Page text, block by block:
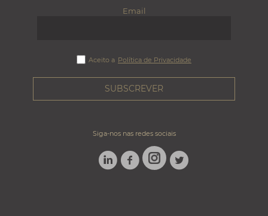
Email
Aceito a Política de Privacidade
Siga-nos nas redes sociais
LINKEDINFACEBOOK
INSTAGRAM
TWITTER